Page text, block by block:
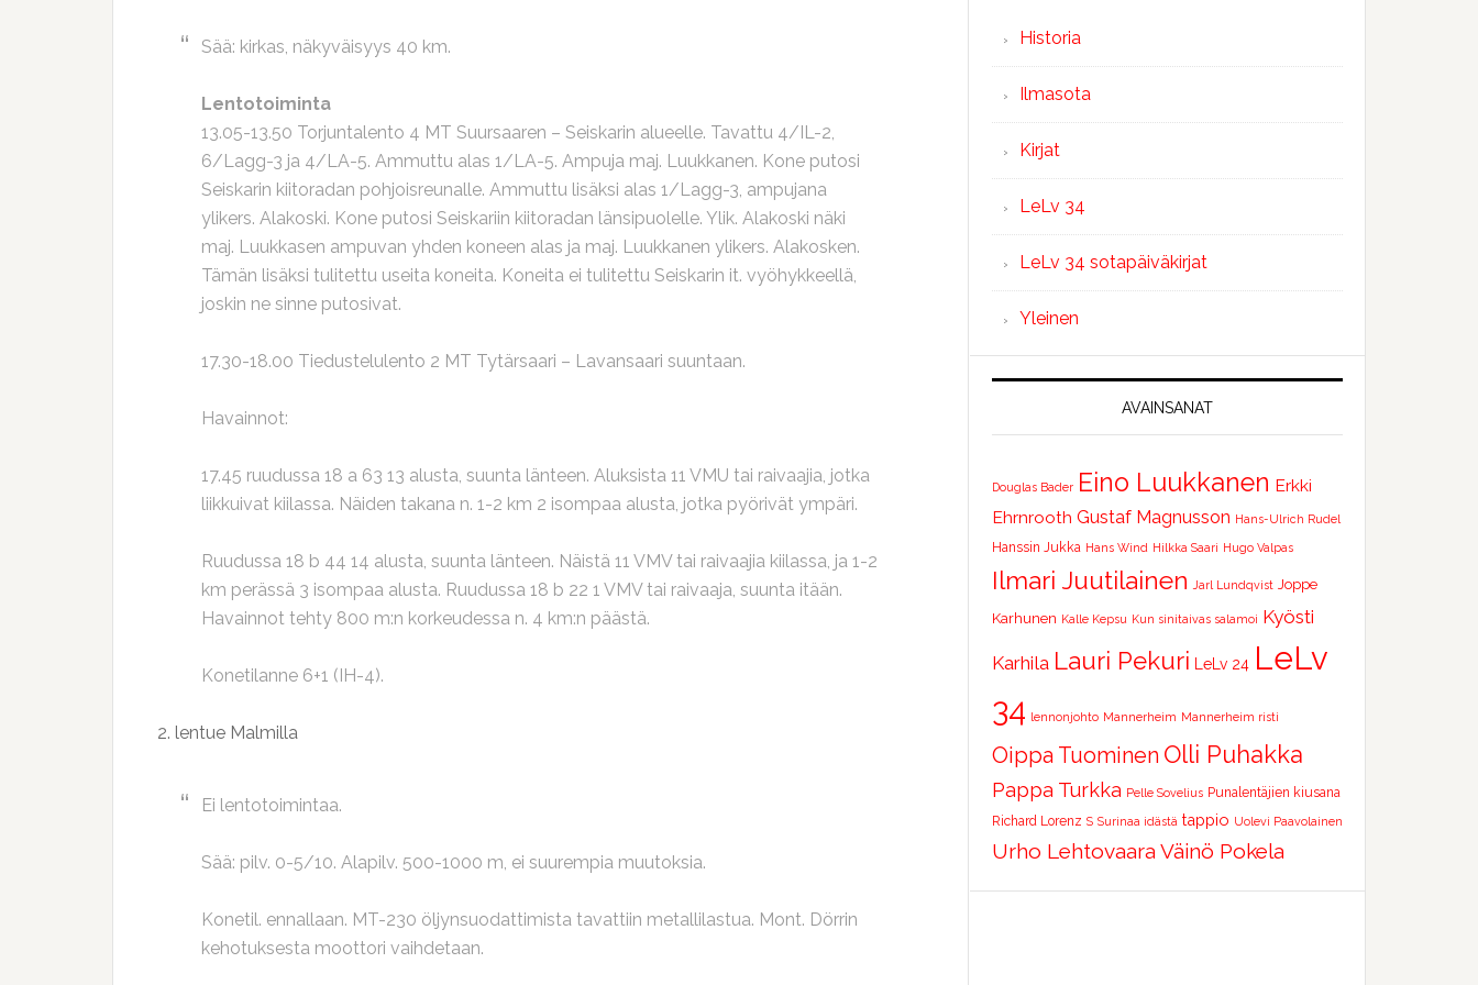
Sää: kirkas, näkyväisyys 40 km.
Lentotoiminta
13.05-13.50 Torjuntalento 4 MT Suursaaren – Seiskarin alueelle. Tavattu 4/IL-2,
6/Lagg-3 ja 4/LA-5. Ammuttu alas 1/LA-5. Ampuja maj. Luukkanen. Kone putosi
Seiskarin kiitoradan pohjoisreunalle. Ammuttu lisäksi alas 1/Lagg-3, ampujana
ylikers. Alakoski. Kone putosi Seiskariin kiitoradan länsipuolelle. Ylik. Alakoski näki
maj. Luukkasen ampuvan yhden koneen alas ja maj. Luukkanen ylikers. Alakosken.
Tämän lisäksi tulitettu useita koneita. Koneita ei tulitettu Seiskarin it. vyöhykkeellä,
joskin ne sinne putosivat.
17.30-18.00 Tiedustelulento 2 MT Tytärsaari – Lavansaari suuntaan.
Havainnot:
17.45 ruudussa 18 a 63 13 alusta, suunta länteen. Aluksista 11 VMU tai raivaajia, jotka
liikkuivat kiilassa. Näiden takana n. 1-2 km 2 isompaa alusta, jotka pyörivät ympäri.
Ruudussa 18 b 44 14 alusta, suunta länteen. Näistä 11 VMV tai raivaajia kiilassa, ja 1-2
km perässä 3 isompaa alusta. Ruudussa 18 b 22 1 VMV tai raivaaja, suunta itään.
Havainnot tehty 800 m:n korkeudessa n. 4 km:n päästä.
Konetilanne 6+1 (IH-4).
2. lentue Malmilla
Ei lentotoimintaa.
Sää: pilv. 0-5/10. Alapilv. 500-1000 m, ei suurempia muutoksia.
Konetil. ennallaan. MT-230 öljynsuodattimista tavattiin metallilastua. Mont. Dörrin
kehotuksesta moottori vaihdetaan.
Historia
Ilmasota
Kirjat
LeLv 34
LeLv 34 sotapäiväkirjat
Yleinen
AVAINSANAT
Douglas Bader Eino Luukkanen Erkki
Ehrnrooth Gustaf Magnusson Hans-Ulrich Rudel
Hanssin Jukka Hans Wind Hilkka Saari Hugo Valpas
Ilmari Juutilainen Jarl Lundqvist Joppe
Karhunen Kalle Kepsu Kun sinitaivas salamoi Kyösti
Karhila Lauri Pekuri LeLv 24 LeLv
34 lennonjohto Mannerheim Mannerheim risti
Oippa Tuominen Olli Puhakka
Pappa Turkka Pelle Sovelius Punalentäjien kiusana
Richard Lorenz S Surinaa idästä tappio Uolevi Paavolainen
Urho Lehtovaara Väinö Pokela